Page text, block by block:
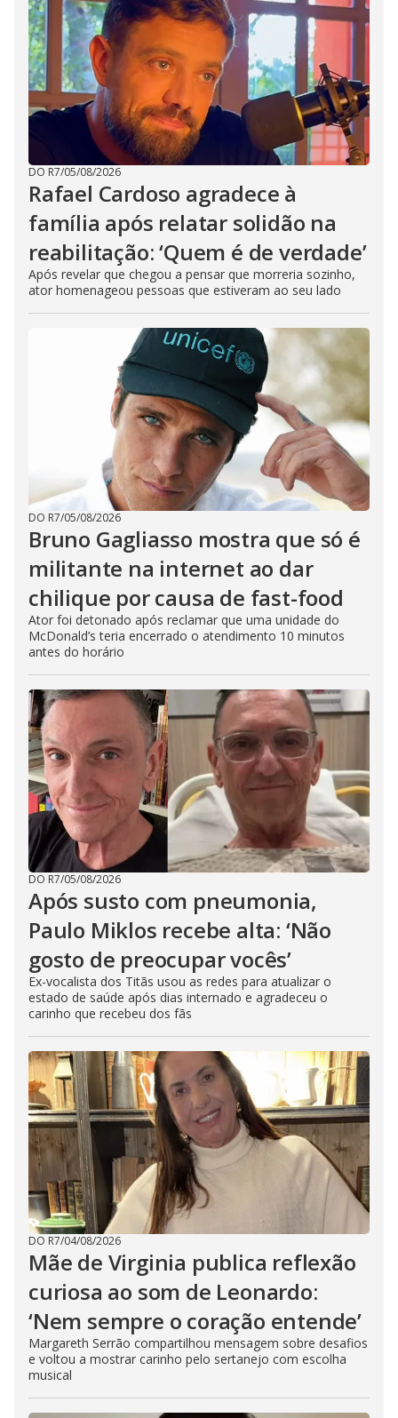
DO R7/05/08/2026
Rafael Cardoso agradece à
família após relatar solidão na
reabilitação: ‘Quem é de verdade’
Após revelar que chegou a pensar que morreria sozinho,
ator homenageou pessoas que estiveram ao seu lado
DO R7/05/08/2026
Bruno Gagliasso mostra que só é
militante na internet ao dar
chilique por causa de fast-food
Ator foi detonado após reclamar que uma unidade do
McDonald’s teria encerrado o atendimento 10 minutos
antes do horário
DO R7/05/08/2026
Após susto com pneumonia,
Paulo Miklos recebe alta: ‘Não
gosto de preocupar vocês’
Ex-vocalista dos Titãs usou as redes para atualizar o
estado de saúde após dias internado e agradeceu o
carinho que recebeu dos fãs
DO R7/04/08/2026
Mãe de Virginia publica reflexão
curiosa ao som de Leonardo:
‘Nem sempre o coração entende’
Margareth Serrão compartilhou mensagem sobre desafios
e voltou a mostrar carinho pelo sertanejo com escolha
musical